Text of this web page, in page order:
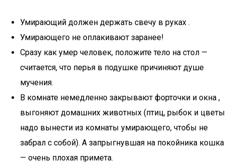
Умирающий должен держать свечу в руках .
Умирающего не оплакивают заранее!
Сразу как умер человек, положите тело на стол —
считается, что перья в подушке причиняют душе
мучения.
В комнате немедленно закрывают форточки и окна ,
выгоняют домашних животных (птиц, рыбок и цветы
надо вынести из комнаты умирающего, чтобы не
забрал с собой). А запрыгнувшая на покойника кошка
— очень плохая примета.